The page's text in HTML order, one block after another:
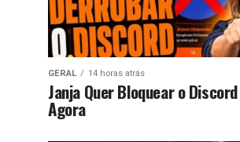
GERAL 14 horas atrás
Janja Quer Bloquear o
Agora